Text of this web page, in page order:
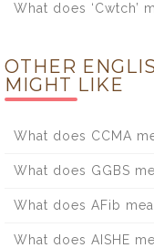
What does ‘Cwtch’
OTHER
MIGHT LIKE
What does CCMA
What does GGBS
What does AFib
What does AISHE